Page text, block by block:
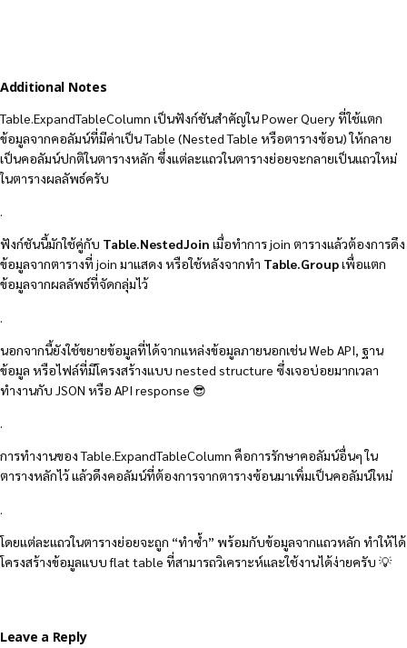
Additional Notes
Table.ExpandTableColumn เป็นฟังก์ชันสำคัญใน Power Query ที่ใช้แตก
ข้อมูลจากคอลัมน์ที่มีค่าเป็น Table (Nested Table หรือตารางซ้อน) ให้กลาย
เป็นคอลัมน์ปกติในตารางหลัก ซึ่งแต่ละแถวในตารางย่อยจะกลายเป็นแถวใหม่
ในตารางผลลัพธ์ครับ
.
ฟังก์ชันนี้มักใช้คู่กับ Table.NestedJoin เมื่อทำการ join ตารางแล้วต้องการดึง
ข้อมูลจากตารางที่ join มาแสดง หรือใช้หลังจากทำ Table.Groupเพื่อแตก
ข้อมูลจากผลลัพธ์ที่จัดกลุ่มไว้
นอกจากนี้ยังใช้ขยายข้อมูลที่ได้จากแหล่งข้อมูลภายนอกเช่น Web API, ฐาน
ข้อมูล หรือไฟล์ที่มีโครงสร้างแบบ nested structure ซึ่งเจอบ่อยมากเวลา
ทำงานกับ JSON หรือ API response 😎
.
การทำงานของ Table.ExpandTableColumn คือการรักษาคอลัมน์อื่นๆ ใน
ตารางหลักไว้ แล้วดึงคอลัมน์ที่ต้องการจากตารางซ้อนมาเพิ่มเป็นคอลัมน์ใหม่
โดยแต่ละแถวในตารางย่อยจะถูก “ทำซ้ำ” พร้อมกับข้อมูลจากแถวหลัก ทำให้ได้
โครงสร้างข้อมูลแบบ flat table ที่สามารถวิเคราะห์และใช้งานได้ง่ายครับ 💡
Leave a Reply